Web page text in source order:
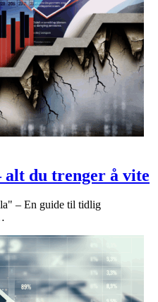
alt du trenger å vite
– En guide til tidlig